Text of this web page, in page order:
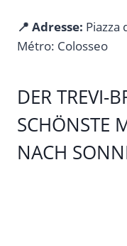
📍 Adresse: Piazza
Métro: Colosseo
DER TREVI-
SCHÖNSTE
NACH